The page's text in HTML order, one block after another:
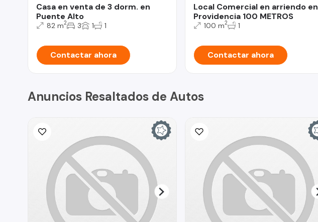
Casa en venta de 3 dorm. en
Puente Alto
82 m2 3 1 1
Contactar ahora
Local Comercial en arriendo en
Providencia 100 METROS
100 m2 1
Contactar ahora
Anuncios Resaltados de Autos